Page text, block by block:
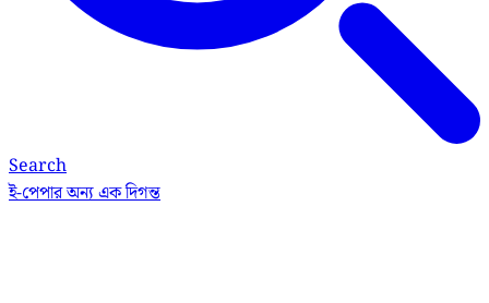
Search
ই-পেপারঅন্য এক দিগন্ত